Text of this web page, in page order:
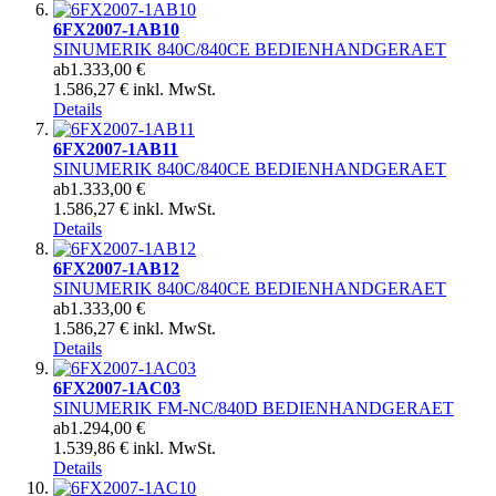
6FX2007-1AB10
SINUMERIK 840C/840CE BEDIENHANDGERAET
ab1.333,00 €
1.586,27 € inkl. MwSt.
Details
6FX2007-1AB11
SINUMERIK 840C/840CE BEDIENHANDGERAET
ab1.333,00 €
1.586,27 € inkl. MwSt.
Details
6FX2007-1AB12
SINUMERIK 840C/840CE BEDIENHANDGERAET
ab1.333,00 €
1.586,27 € inkl. MwSt.
Details
6FX2007-1AC03
SINUMERIK FM-NC/840D BEDIENHANDGERAET
ab1.294,00 €
1.539,86 € inkl. MwSt.
Details